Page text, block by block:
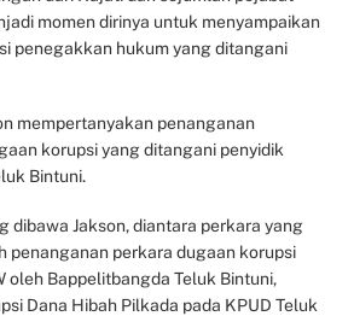
momen dirinya untuk menyampaikan
penegakkan hukum yang ditangani
mempertanyakan penanganan
korupsi yang ditangani penyidik
Bintuni.
dibawa Jakson, diantara perkara yang
penanganan perkara dugaan korupsi
oleh Bappelitbangda Teluk Bintuni,
Dana Hibah Pilkada pada KPUD Teluk